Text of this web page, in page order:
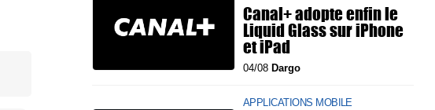
Canal+ adopte enfin le
Liquid Glass sur iPhone
et iPad
04/08 Dargo
APPLICATIONS MOBILE